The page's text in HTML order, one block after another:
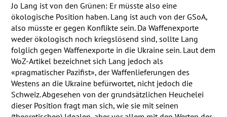
Jo Lang ist von den Grünen: Er müsste also eine
ökologische Position haben. Lang ist auch von der GSoA,
also müsste er gegen Konflikte sein. Da Waffenexporte
weder ökologisch noch kriegslösend sind, sollte Lang
folglich gegen Waffenexporte in die Ukraine sein. Laut dem
WoZ-Artikel bezeichnet sich Lang jedoch als
«pragmatischer Pazifist», der Waffenlieferungen des
Westens an die Ukraine befürwortet, nicht jedoch die
Schweiz. Abgesehen von der grundsätzlichen Heuchelei
dieser Position fragt man sich, wie sie mit seinen